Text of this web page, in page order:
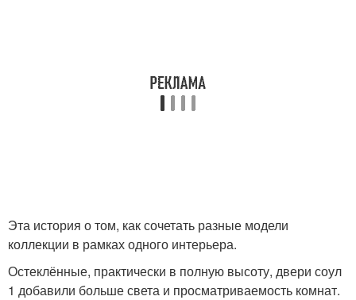
Эта история о том, как сочетать разные модели
коллекции в рамках одного интерьера.
Остеклённые, практически в полную высоту, двери соул
1 добавили больше света и просматриваемость комнат.